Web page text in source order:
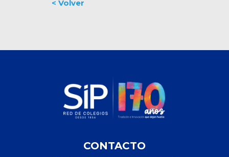
CONTACTO